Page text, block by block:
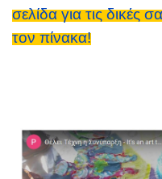
σελίδα για τις δικές
τονπίνακα!